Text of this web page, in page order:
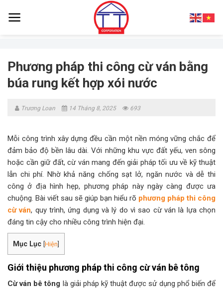
Phương pháp thi công cừ ván bằng
búa rung kết hợp xói nước
Trương Loan 14 Tháng 8, 2025 693
Mỗi công trình xây dựng đều cần một nền móng vững chắc để
đảm bảo độ bền lâu dài. Với những khu vực đất yếu, ven sông
hoặc cần giữ đất, cừ ván mang đến giải pháp tối ưu về kỹ thuật
lẫn chi phí. Nhờ khả năng chống sạt lở, ngăn nước và dễ thi
công ở địa hình hẹp, phương pháp này ngày càng được ưa
chuộng. Bài viết sau sẽ giúp bạn hiểu rõ phương pháp thi công
cừ ván, quy trình, ứng dụng và lý do vì sao cừ ván là lựa chọn
đáng tin cậy cho nhiều công trình hiện đại.
Mục Lục [Hiện]
Giới thiệu phương pháp thi công cừ ván bê tông
Cừ ván bê tông là giải pháp kỹ thuật được sử dụng phổ biến để